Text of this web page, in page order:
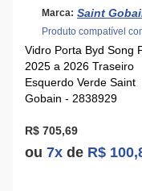
Marca: Saint
Produto compatível
Vidro Porta Byd Song
2025 a 2026 Traseiro
Esquerdo Verde Saint
Gobain - 2838929
R$ 705,69
ou 7x de R$